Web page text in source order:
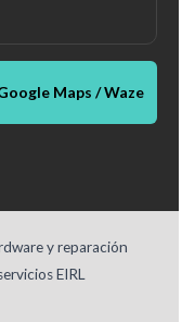
Maps / Waze
y reparación
EIRL